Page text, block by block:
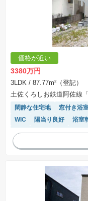
価格が近い
3380万円
3LDK / 87.77m²（登記）
土佐くろしお鉄道阿佐線
閑静な住宅地 窓付き浴
WIC
陽当り良好 浴室
モニター付きインターホン